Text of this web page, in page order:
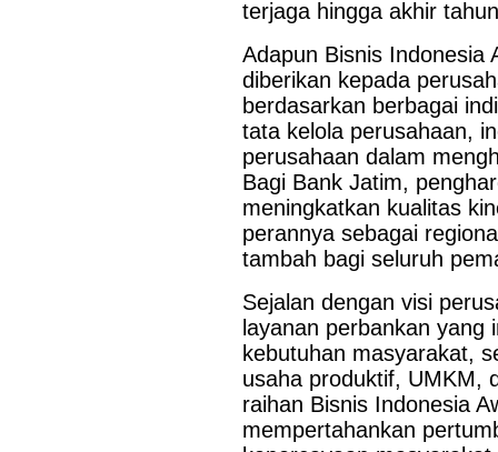
terjaga hingga akhir
Adapun Bisnis Indonesia
diberikan kepada
berdasarkan berbagai
tata kelola perusahaan,
perusahaan dalam
Bagi Bank Jatim,
meningkatkan kualitas
perannya sebagai
tambah bagi seluruh
Sejalan dengan visi
layanan perbankan
kebutuhan masyarakat,
usaha produktif, UMKM,
raihan Bisnis Indonesia
mempertahankan